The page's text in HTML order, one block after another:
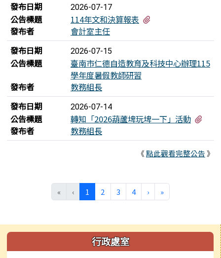
發布日期
2026-07-17
公告標題 114年文和決算報表
發布者
會計室主任
發布日期
2026-07-15
公告標題
臺南市仁德自造教育及科技中心辦理115
學年度暑假教師研習
發布者
教務組長
發布日期
2026-07-14
公告標題 轉知「2026葫蘆埤玩埤一下」活動
發布者
教務組長
《點此觀看完整公告》
« ‹ 1 (目前頁次)
2 3 4 ›下一頁
»最後頁
左邊區域內容 行政處室